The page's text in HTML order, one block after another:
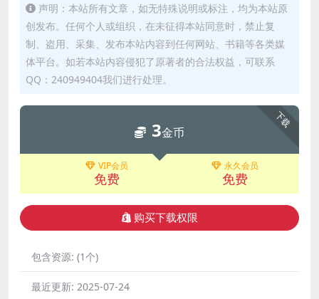
声明：本站所有文章，如无特殊说明或标注，均为本站原
创发布。任何个人或组织，在未征得本站同意时，禁止复
制、盗用、采集、发布本站内容到任何网站、书籍等各类媒
体平台。如若本站内容侵犯了原著者的合法权益，可联系
QQ：240949404我们进行处理。
下载
3金币
VIP会员
免费
永久会员
免费
购买下载权限
包含资源: (1个)
最近更新: 2025-07-24